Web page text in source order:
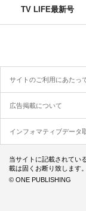
TV LIFE最新号
サイトのご利用にあたっ
広告掲載について
インフォマティブデータ
当サイトに記載されてい
載は固くお断り致します。
© ONE PUBLISHING